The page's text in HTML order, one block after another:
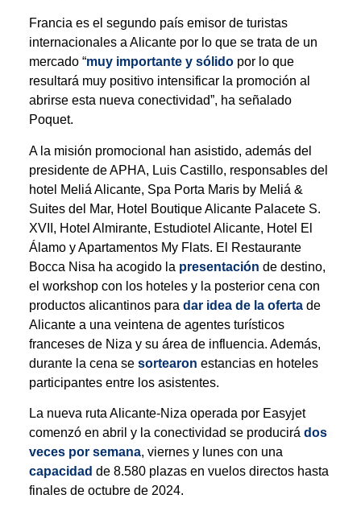
Francia es el segundo país emisor de turistas
internacionales a Alicante por lo que se trata de un
mercado “muy importante y sólidopor lo que
resultará muy positivo intensificar la promoción al
abrirse esta nueva conectividad”, ha señalado
Poquet.
A la misión promocional han asistido, además del
presidente de APHA, Luis Castillo, responsables del
hotel Meliá Alicante, Spa Porta Maris by Meliá &
Suites del Mar, Hotel Boutique Alicante Palacete S.
XVII, Hotel Almirante, Estudiotel Alicante, Hotel El
Álamo y Apartamentos My Flats. El Restaurante
Bocca Nisa ha acogido la presentación de destino,
el workshop con los hoteles y la posterior cena con
productos alicantinos para dar idea de la ofertade
Alicante a una veintena de agentes turísticos
franceses de Niza y su área de influencia. Además,
durante la cena se sortearon estancias en hoteles
participantes entre los asistentes.
La nueva ruta Alicante-Niza operada por Easyjet
comenzó en abril y la conectividad se producirá dos
veces por semana, viernes y lunes con una
capacidad de 8.580 plazas en vuelos directos hasta
finales de octubre de 2024.